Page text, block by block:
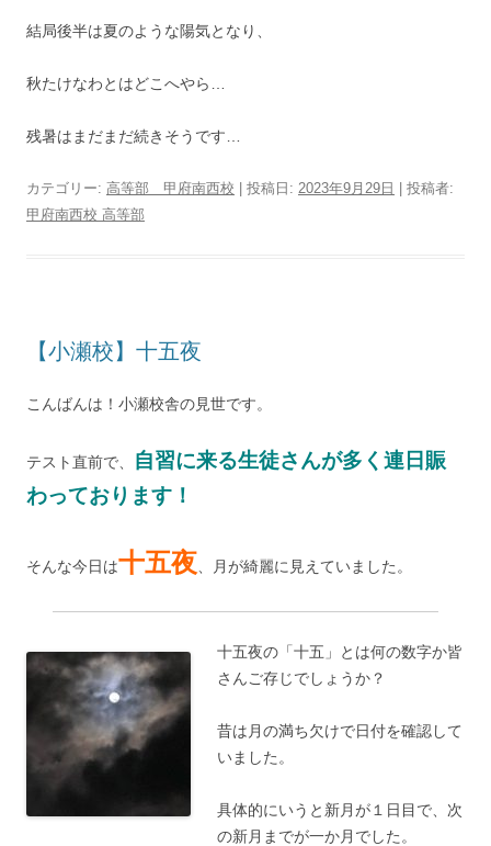
結局後半は夏のような陽気となり、
秋たけなわとはどこへやら…
残暑はまだまだ続きそうです…
カテゴリー: 高等部 甲府南西校 | 投稿日: 2023年9月29日 | 投稿者:
甲府南西校 高等部
【小瀬校】十五夜
こんばんは！小瀬校舎の見世です。
テスト直前で、
自習に来る生徒さんが多く連日賑
わっております！
そんな今日は十五夜 、月が綺麗に見えていました。
十五夜の「十五」とは何の数字か皆
さんご存じでしょうか？
昔は月の満ち欠けで日付を確認して
いました。
具体的にいうと新月が１日目で、次
の新月までが一か月でした。